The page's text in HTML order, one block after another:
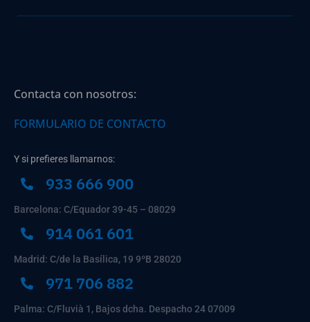
Contacta con nosotros:
FORMULARIO DE CONTACTO
Y si prefieres llamarnos:
933 666 900
Barcelona: C/Equador 39-45 – 08029
914 061 601
Madrid: C/de la Basílica, 19 9ºB 28020
971 706 882
Palma: C/Fluvià 1, Bajos dcha. Despacho 24 07009